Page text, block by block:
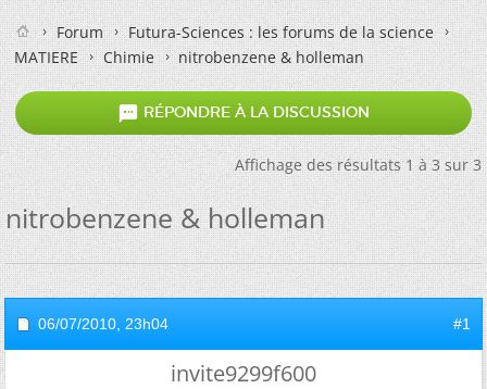
Forum
Futura-Sciences : les forums de la science
MATIERE
Chimie nitrobenzene & holleman
 RÉPONDRE À LA DISCUSSION
Affichage des résultats 1 à 3 sur 3
nitrobenzene & holleman
06/07/2010, 23h04 #1
invite9299f600